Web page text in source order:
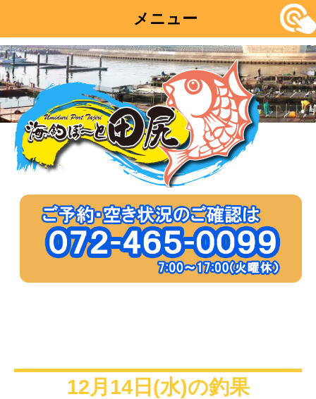
メニュー
コ
ン
テ
ン
ツ
12月14日(水)の釣果